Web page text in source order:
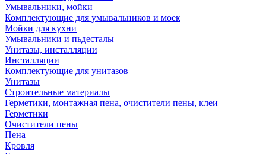
Умывальники, мойки
Комплектующие для умывальников и моек
Мойки для кухни
Умывальники и пьдесталы
Унитазы, инсталляции
Инсталляции
Комплектующие для унитазов
Унитазы
Строительные материалы
Герметики, монтажная пена, очистители пены, клеи
Герметики
Очистители пены
Пена
Кровля